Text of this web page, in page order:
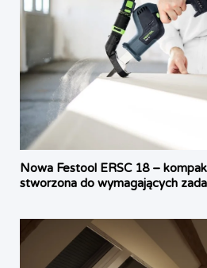
Nowa Festool ERSC 18 –
stworzona do wymagających